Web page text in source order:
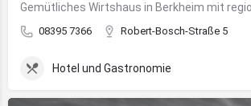
08395 7366 Robert-Bosch-Straße 5
Hotel und Gastronomie